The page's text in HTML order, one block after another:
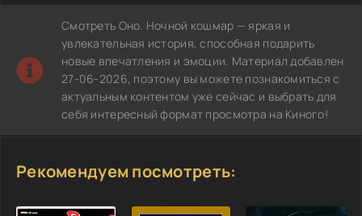
Смотреть Оно. Ночной кошмар — яркая и
увлекательная история, способная подарить
новые впечатления и эмоции. Материал добавлен
27-06-2026, поэтому вы можете познакомиться с
актуальным контентом уже сейчас и выбрать для
себя интересный формат просмотра на Киного!
Рекомендуем посмотреть: